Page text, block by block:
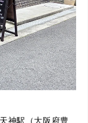
神駅（大阪府豊